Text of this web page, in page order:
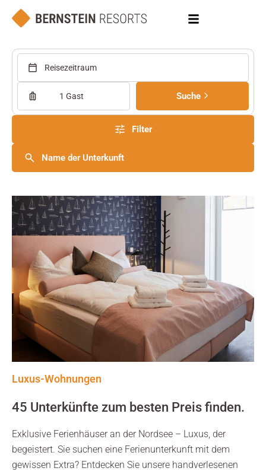
Reisezeitraum
1 Gast Suche
Filter
Name der Unterkunft
Luxus-Wohnungen
45 Unterkünfte zum besten Preis finden.
Exklusive Ferienhäuser an der Nordsee – Luxus, der
begeistert. Sie suchen eine Ferienunterkunft mit dem
gewissen Extra? Entdecken Sie unsere handverlesenen